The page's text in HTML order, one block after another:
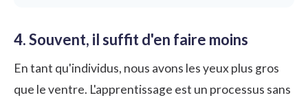
4. Souvent, il suffit d'en faire moins
En tant qu'individus, nous avons les yeux plus gros
que le ventre. L'apprentissage est un processus sans